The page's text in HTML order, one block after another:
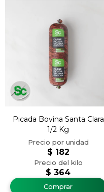
Picada Bovina Santa Clara
1/2 Kg
$ 364
$ 182